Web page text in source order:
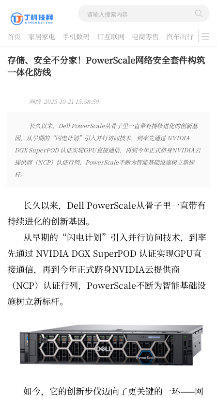
首页 家居家电 手机数码 IT互联网 电商零售 汽车出行
游戏
酷品评测
存储、安全不分家！PowerScale网络安全套件构筑
一体化防线
网络 2025-10-21 15:58:59
长久以来，Dell PowerScale从骨子里一直带有持续进化的创新基
因。从早期的“闪电计划”引入并行访问技术，到率先通过 NVIDIA
DGX SuperPOD 认证实现GPU直接通信，再到今年正式跻身NVIDIA云
提供商（NCP）认证行列，PowerScale不断为智能基础设施树立新标
杆。
长久以来，Dell PowerScale从骨子里一直带有
持续进化的创新基因。
从早期的“闪电计划”引入并行访问技术，到率
先通过 NVIDIA DGX SuperPOD 认证实现GPU直
接通信，再到今年正式跻身NVIDIA云提供商
（NCP）认证行列，PowerScale不断为智能基础设
施树立新标杆。
如今，它的创新步伐迈向了更关键的一环——网